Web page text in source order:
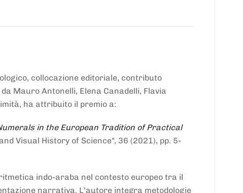
collocazione editoriale, contributo
Mauro Antonelli, Elena Canadelli, Flavia
ha attribuito il premio a:
in the European Tradition of Practical
Visual History of Science", 36 (2021), pp. 5-
indo-araba nel contesto europeo tra il
narrativa. L'autore integra metodologie